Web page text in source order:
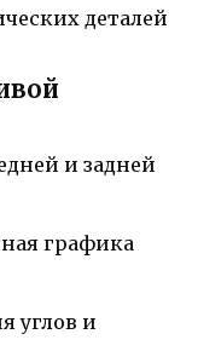
деталей
и задней
графика
углов и